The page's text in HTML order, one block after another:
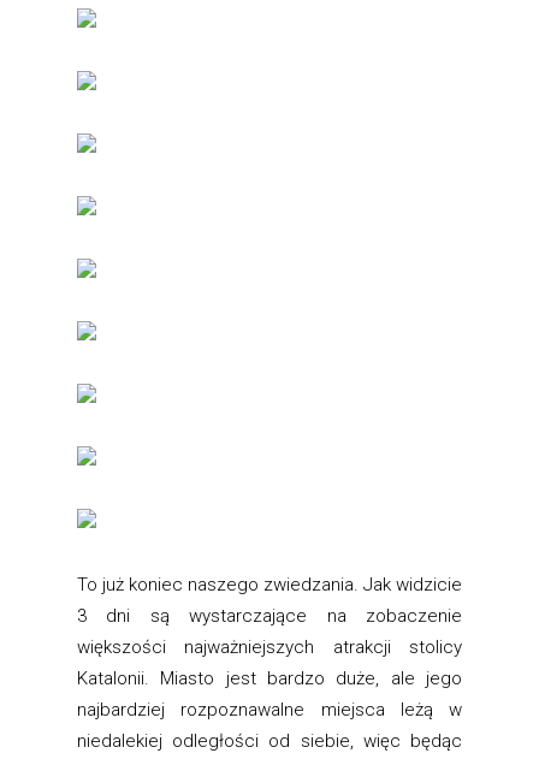
To już koniec naszego zwiedzania. Jak widzicie
3 dni są wystarczające na zobaczenie
większości najważniejszych atrakcji stolicy
Katalonii. Miasto jest bardzo duże, ale jego
najbardziej rozpoznawalne miejsca leżą w
niedalekiej odległości od siebie, więc będąc